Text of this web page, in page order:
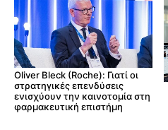
Oliver Bleck (Roche): Γιατί οι
στρατηγικές επενδύσεις
ενισχύουν την καινοτομία στη
φαρμακευτική επιστήμη